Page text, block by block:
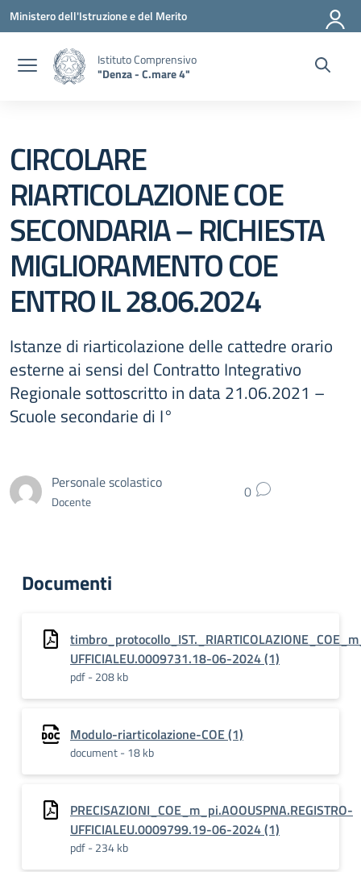
Vai ai contenuti
Vai al menu di navigazione
Vai al footer
Ministero dell'Istruzione e del Merito
Istituto Comprensivo
"Denza - C.mare 4"
CIRCOLARE
RIARTICOLAZIONE COE
SECONDARIA – RICHIESTA
MIGLIORAMENTO COE
ENTRO IL 28.06.2024
Istanze di riarticolazione delle cattedre orario
esterne ai sensi del Contratto Integrativo
Regionale sottoscritto in data 21.06.2021 –
Scuole secondarie di I°
Personale scolastico
Docente 0
Documenti
UFFICIALEU.0009731.18-06-2024 (1)
pdf - 208 kb
Modulo-riarticolazione-COE (1)
document - 18 kb
PRECISAZIONI_COE_m_pi.AOOUSPNA.REGISTRO-
UFFICIALEU.0009799.19-06-2024 (1)
pdf - 234 kb